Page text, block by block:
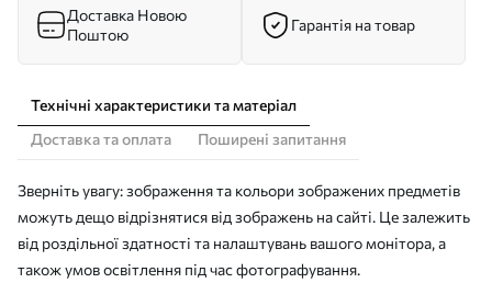
Доставка Новою
Поштою
Гарантія на товар
Технічні характеристики та матеріал
Доставка та оплата
Поширені запитання
Зверніть увагу: зображення та кольори зображених предметів
можуть дещо відрізнятися від зображень на сайті. Це залежить
від роздільної здатності та налаштувань вашого монітора, а
також умов освітлення під час фотографування.